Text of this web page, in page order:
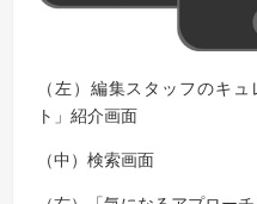
（左） 編集スタッフのキュ
ト」紹介画面
（中）検索画面